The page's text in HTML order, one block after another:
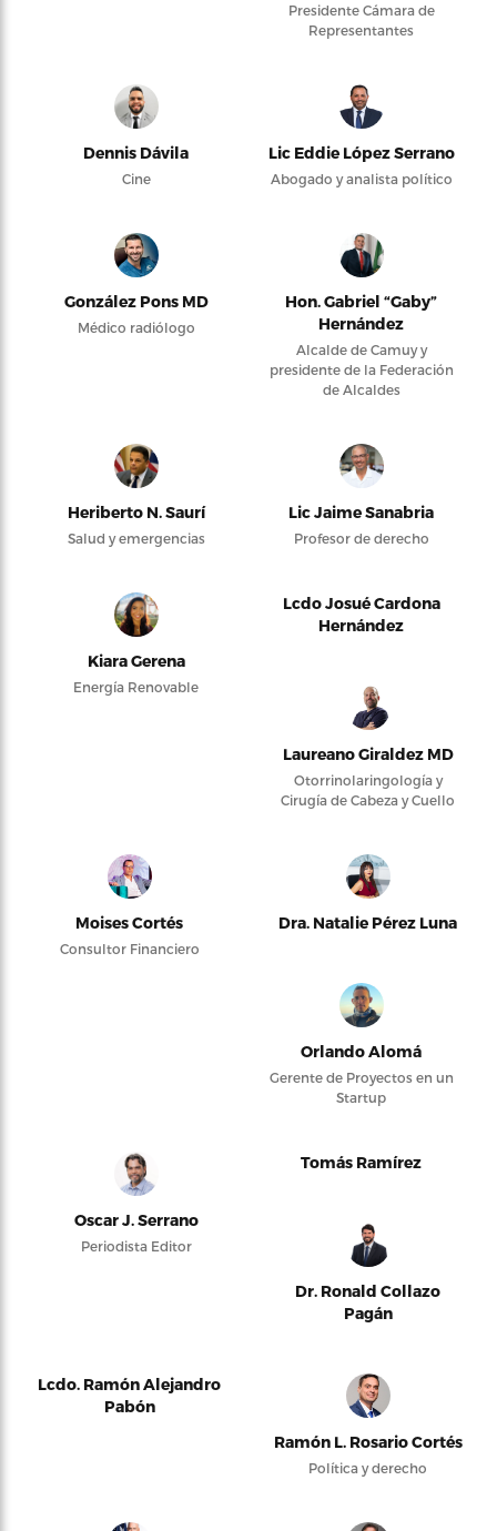
Presidente Cámara de
Representantes
Dennis Dávila
Cine
Lic Eddie López Serrano
Abogado y analista político
González Pons MD
Médico radiólogo
Hon. Gabriel “Gaby”
Hernández
Alcalde de Camuy y
presidente de la Federación
de Alcaldes
Heriberto N. Saurí
Salud y emergencias
Lic Jaime Sanabria
Profesor de derecho
Kiara Gerena
Energía Renovable
Lcdo Josué Cardona
Hernández
Laureano Giraldez MD
Otorrinolaringología y
Cirugía de Cabeza y Cuello
Moises Cortés
Consultor Financiero
Dra. Natalie Pérez Luna
Orlando Alomá
Gerente de Proyectos en un
Startup
Oscar J. Serrano
Periodista Editor
Tomás Ramírez
Dr. Ronald Collazo
Pagán
Lcdo. Ramón Alejandro
Pabón
Ramón L. Rosario Cortés
Política y derecho